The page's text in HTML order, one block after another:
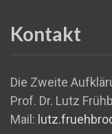
Kontakt
Die Zweite
Prof. Dr. Lutz
Mail: